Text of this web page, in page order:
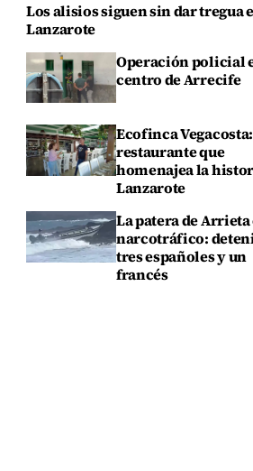
Los alisios siguen sin dar tregua
Lanzarote
Operación policial
centro de Arrecife
Ecofinca
restaurante que
homenajea la
Lanzarote
La patera de Arrieta
narcotráfico:
tres españoles y un
francés